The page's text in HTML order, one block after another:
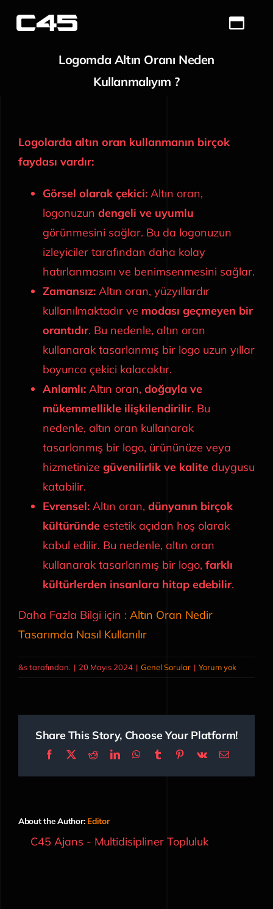
Ana Sayfa
İletişim
Logomda Altın Oranı Neden
Kullanmalıyım ?
Logolarda altın oran kullanmanın birçok
faydası vardır:
Görsel olarak çekici: Altın oran,
logonuzun dengeli ve uyumlu
görünmesini sağlar. Bu da logonuzun
izleyiciler tarafından daha kolay
hatırlanmasını ve benimsenmesini sağlar.
Zamansız: Altın oran, yüzyıllardır
kullanılmaktadır ve modası geçmeyen bir
orantıdır. Bu nedenle, altın oran
kullanarak tasarlanmış bir logo uzun yıllar
boyunca çekici kalacaktır.
Anlamlı: Altın oran, doğayla ve
mükemmellikle ilişkilendirilir. Bu
nedenle, altın oran kullanarak
tasarlanmış bir logo, ürününüze veya
hizmetinize güvenilirlik ve kalite duygusu
katabilir.
Evrensel: Altın oran, dünyanın birçok
kültüründe estetik açıdan hoş olarak
kabul edilir. Bu nedenle, altın oran
kullanarak tasarlanmış bir logo, farklı
kültürlerden insanlara hitap edebilir.
Daha Fazla Bilgi için : Altın Oran Nedir
Tasarımda Nasıl Kullanılır
&s tarafından. | 20 Mayıs 2024 | Genel Sorular | Yorum yok
Share This Story, Choose Your Platform!
Facebook
X RedditLinkedInWhatsApp
TumblrPinterest
Vk
E-
About the Author: Editor
C45 Ajans - Multidisipliner Topluluk